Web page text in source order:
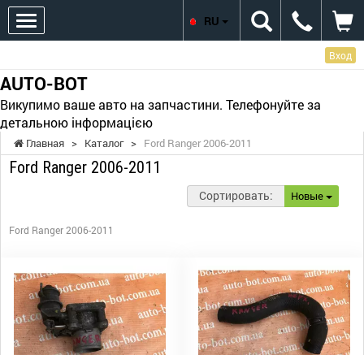
Вход
AUTO-BOT
Викупимо ваше авто на запчастини. Телефонуйте за
детальною інформацією
RU
Главная > Каталог > Ford Ranger 2006-2011
Ford Ranger 2006-2011
Сортировать: Новые
Ford Ranger 2006-2011